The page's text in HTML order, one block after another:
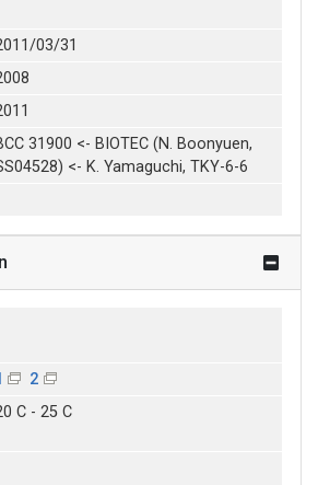
03/31
31900 <- BIOTEC (N. Boonyuen,
<- K. Yamaguchi, TKY-6-6
2
C - 25 C